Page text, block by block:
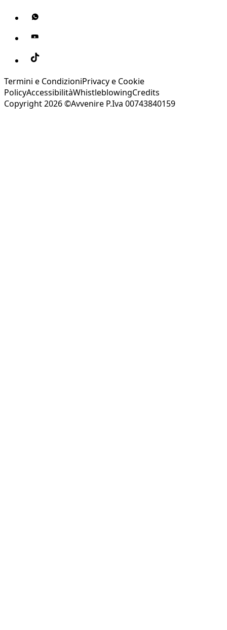
Termini e CondizioniPrivacy e Cookie
PolicyAccessibilitàWhistleblowingCredits
Copyright 2026 ©Avvenire P.Iva 00743840159